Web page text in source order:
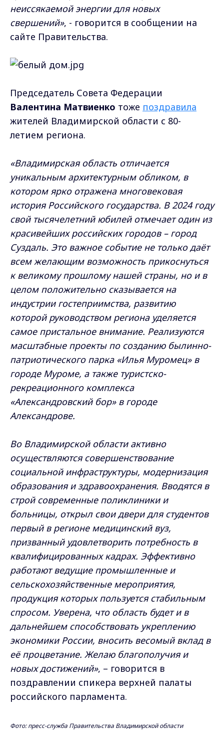
неиссякаемой энергии для новых
свершений», - говорится в сообщении на
сайте Правительства.
Председатель Совета Федерации
Валентина Матвиенко тоже поздравила
жителей Владимирской области с 80-
летием региона.
«Владимирская область отличается
уникальным архитектурным обликом, в
котором ярко отражена многовековая
история Российского государства. В 2024 году
свой тысячелетний юбилей отмечает один из
красивейших российских городов – город
Суздаль. Это важное событие не только даёт
всем желающим возможность прикоснуться
к великому прошлому нашей страны, но и в
целом положительно сказывается на
индустрии гостеприимства, развитию
которой руководством региона уделяется
самое пристальное внимание. Реализуются
масштабные проекты по созданию былинно-
патриотического парка «Илья Муромец» в
городе Муроме, а также туристско-
рекреационного комплекса
«Александровский бор» в городе
Александрове.
Во Владимирской области активно
осуществляются совершенствование
социальной инфраструктуры, модернизация
образования и здравоохранения. Вводятся в
строй современные поликлиники и
больницы, открыл свои двери для студентов
первый в регионе медицинский вуз,
призванный удовлетворить потребность в
квалифицированных кадрах. Эффективно
работают ведущие промышленные и
сельскохозяйственные мероприятия,
продукция которых пользуется стабильным
спросом. Уверена, что область будет и в
дальнейшем способствовать укреплению
экономики России, вносить весомый вклад в
её процветание. Желаю благополучия и
новых достижений», – говорится в
поздравлении спикера верхней палаты
российского парламента.
Фото: пресс-служба Правительства Владимирской области